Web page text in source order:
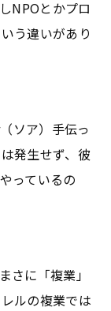
NPOとかプロ
う違いがあり
ソア）手伝っ
発生せず、彼
っているの
さに「複業」
ルの複業では